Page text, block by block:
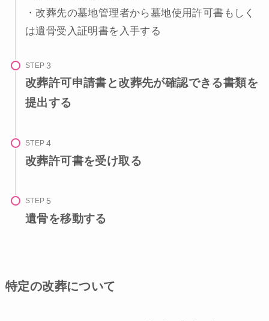
・改葬先の墓地管理者から墓地使用許可書もしく
は遺骨受入証明書を入手する
STEP
改葬許可申請書と改葬先が確認できる書類を
提出する
STEP
改葬許可書を受け取る
STEP
遺骨を移動する
特定の改葬について